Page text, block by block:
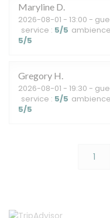
Maryline D
2026-08-01 - 13:00 -
service : 5/5 ambience
5/5
Gregory H
2026-08-01 - 19:30 -
service : 5/5 ambience
5/5
1